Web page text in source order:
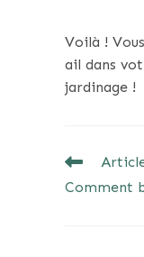
Voilà !
ail dans
jardinage !
READ
ARTICLES
Comment